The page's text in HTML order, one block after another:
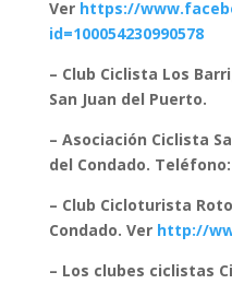
Ver https://
id=100054230990578
– Club Ciclista Los
San Juan del Puerto.
– Asociación Ciclista
del Condado. Teléfono:
– Club Cicloturista
Condado. Ver http://
– Los clubes ciclistas